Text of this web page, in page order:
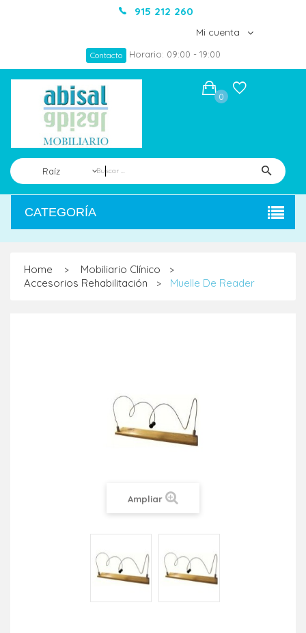
915 212 260
Mi cuenta
Contacto Horario: 09:00 - 19:00
Raíz
0
CATEGORÍA
Home > Mobiliario Clínico >
Accesorios Rehabilitación > Muelle De Reader
Ampliar